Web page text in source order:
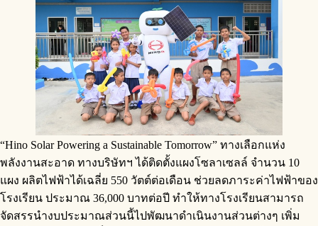
“Hino Solar Powering a Sustainable Tomorrow” ทางเลือกแห่ง
พลังงานสะอาด ทางบริษัทฯ ได้ติดตั้งแผงโซลาเซลล์ จำนวน 10
แผง ผลิตไฟฟ้าได้เฉลี่ย 550 วัตต์ต่อเดือน ช่วยลดภาระค่าไฟฟ้าของ
โรงเรียน ประมาณ 36,000 บาทต่อปี ทำให้ทางโรงเรียนสามารถ
จัดสรรนำงบประมาณส่วนนี้ไปพัฒนาดำเนินงานส่วนต่างๆ เพิ่ม